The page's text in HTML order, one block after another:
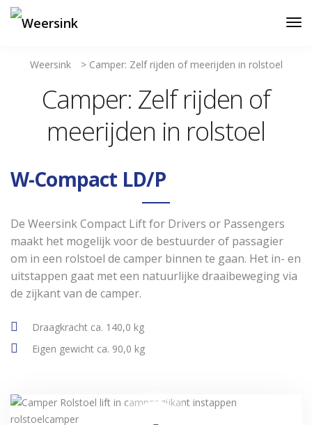
Weersink > Camper: Zelf rijden of meerijden in rolstoel
Camper: Zelf rijden of
meerijden in rolstoel
W-Compact LD/P
De Weersink Compact Lift for Drivers or Passengers
maakt het mogelijk voor de bestuurder of passagier
om in een rolstoel de camper binnen te gaan. Het in- en
uitstappen gaat met een natuurlijke draaibeweging via
de zijkant van de camper.
Draagkracht ca. 140,0 kg
Eigen gewicht ca. 90,0 kg